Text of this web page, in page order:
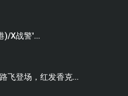
)/X战警'...
飞登场，红发香克...